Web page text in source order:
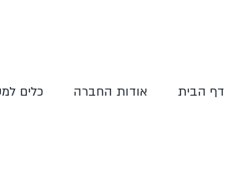
דף הבית אודות החברה כלים